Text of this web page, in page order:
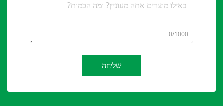
0/1000
שליחה